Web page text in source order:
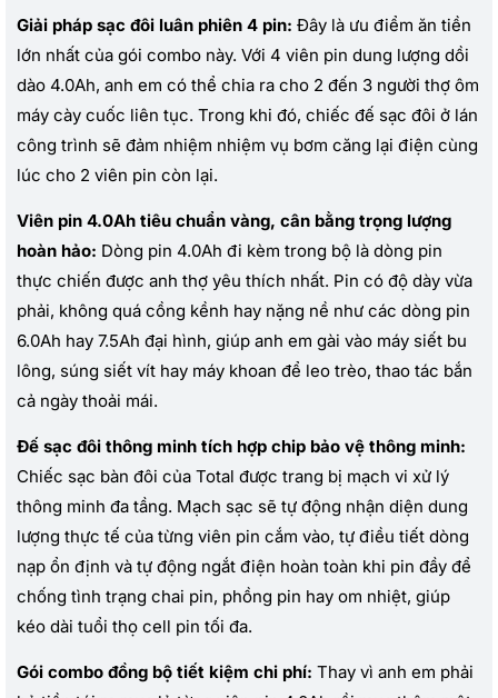
Giải pháp sạc đôi luân phiên 4 pin: Đây là ưu điểm ăn tiền
lớn nhất của gói combo này. Với 4 viên pin dung lượng dồi
dào 4.0Ah, anh em có thể chia ra cho 2 đến 3 người thợ ôm
máy cày cuốc liên tục. Trong khi đó, chiếc đế sạc đôi ở lán
công trình sẽ đảm nhiệm nhiệm vụ bơm căng lại điện cùng
lúc cho 2 viên pin còn lại.
Viên pin 4.0Ah tiêu chuẩn vàng, cân bằng trọng lượng
hoàn hảo: Dòng pin 4.0Ah đi kèm trong bộ là dòng pin
thực chiến được anh thợ yêu thích nhất. Pin có độ dày vừa
phải, không quá cồng kềnh hay nặng nề như các dòng pin
6.0Ah hay 7.5Ah đại hình, giúp anh em gài vào máy siết bu
lông, súng siết vít hay máy khoan để leo trèo, thao tác bắn
cả ngày thoải mái.
Đế sạc đôi thông minh tích hợp chip bảo vệ thông minh:
Chiếc sạc bàn đôi của Total được trang bị mạch vi xử lý
thông minh đa tầng. Mạch sạc sẽ tự động nhận diện dung
lượng thực tế của từng viên pin cắm vào, tự điều tiết dòng
nạp ổn định và tự động ngắt điện hoàn toàn khi pin đầy để
chống tình trạng chai pin, phồng pin hay om nhiệt, giúp
kéo dài tuổi thọ cell pin tối đa.
Gói combo đồng bộ tiết kiệm chi phí: Thay vì anh em phải